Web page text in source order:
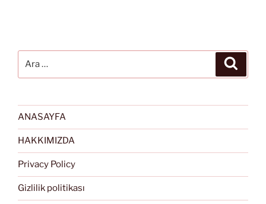
ANASAYFA
HAKKIMIZDA
Privacy Policy
Gizlilik politikası